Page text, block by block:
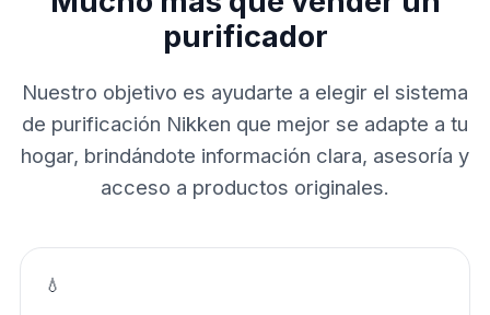
purificador
Nuestro objetivo es ayudarte a elegir el sistema
de purificación Nikken que mejor se adapte a tu
hogar, brindándote información clara, asesoría y
acceso a productos originales.
💧